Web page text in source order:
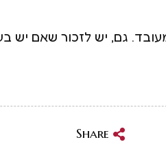
גם, יש לזכור שאם יש
Share